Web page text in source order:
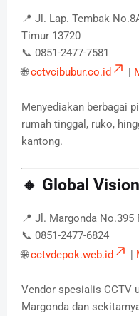
📍 Jl. Lap. Tembak
Timur 13720
📞 0851-2477-7581
🌐cctvcibubur.co.id |
Menyediakan berbagai
rumah tinggal, ruko,
kantong.
🔸 Global
📍 Jl. Margonda No.395
📞 0851-2477-6824
🌐cctvdepok.web.id |
Vendor spesialis CCTV
Margonda dan